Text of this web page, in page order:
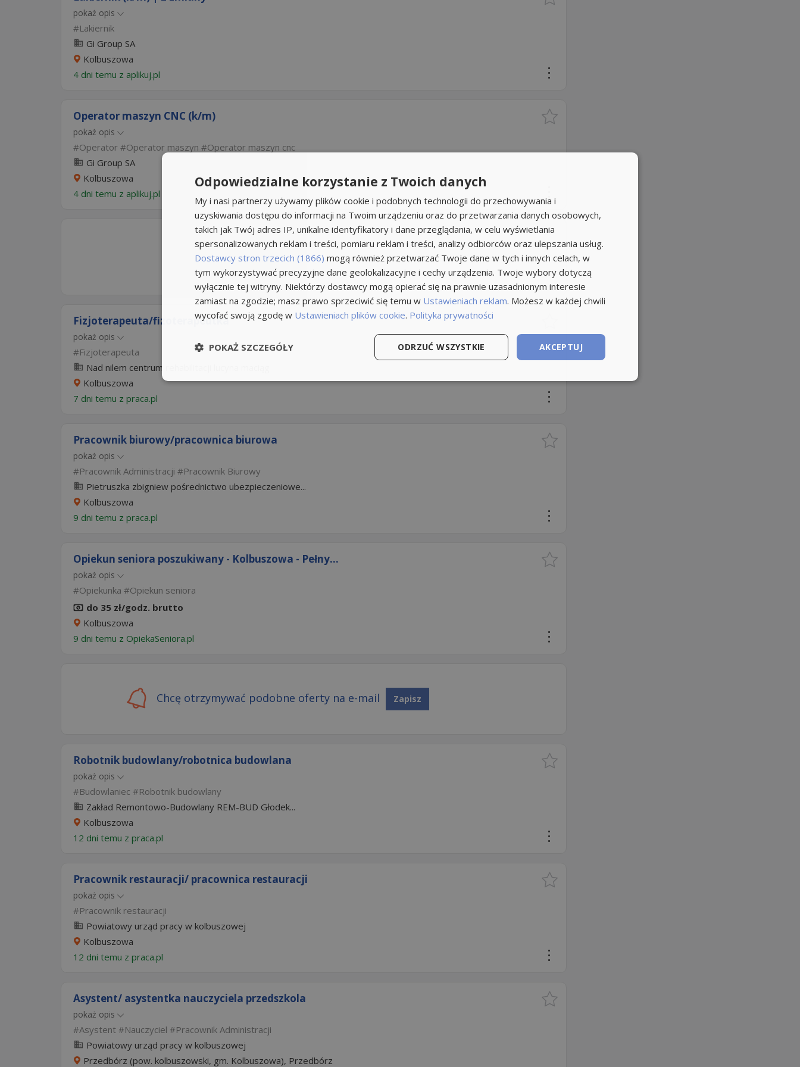
pokaż opis
Lakiernik
Gi Group SA
Kolbuszowa
4 dni temu z aplikuj.pl
Operator maszyn CNC (k/m)
pokaż opis
Operator Operator maszyn
Operator maszyn cnc
Gi Group SA
Kolbuszowa
4 dni temu z aplikuj.pl
Fizjoterapeuta/fizoterapeutka
pokaż opis
Fizjoterapeuta
Nad nilem centrum rehabilitacji lucyna maciąg
Kolbuszowa
7 dni temu z praca.pl
Pracownik biurowy/pracownica biurowa
pokaż opis
Pracownik Administracji
Pracownik Biurowy
Pietruszka zbigniew pośrednictwo ubezpieczeniowe...
Kolbuszowa
9 dni temu z praca.pl
Opiekun seniora poszukiwany - Kolbuszowa - Pełny...
pokaż opis
Opiekunka
Opiekun seniora
do 35 zł/godz. brutto
Kolbuszowa
9 dni temu z OpiekaSeniora.pl
Chcę otrzymywać podobne oferty na e-mail Zapisz
Robotnik budowlany/robotnica budowlana
pokaż opis
Budowlaniec
Robotnik budowlany
Zakład Remontowo-Budowlany REM-BUD Głodek...
Kolbuszowa
12 dni temu z praca.pl
Pracownik restauracji/ pracownica restauracji
pokaż opis
Pracownik restauracji
Powiatowy urząd pracy w kolbuszowej
Kolbuszowa
12 dni temu z praca.pl
Asystent/ asystentka nauczyciela przedszkola
pokaż opis
Asystent Nauczyciel
Pracownik Administracji
Powiatowy urząd pracy w kolbuszowej
Przedbórz (pow. kolbuszowski, gm. Kolbuszowa), Przedbórz
Odpowiedzialne korzystanie z Twoich danych
My i nasi partnerzy używamy plików cookie i podobnych technologii do przechowywania i
uzyskiwania dostępu do informacji na Twoim urządzeniu oraz do przetwarzania danych osobowych,
takich jak Twój adres IP, unikalne identyfikatory i dane przeglądania, w celu wyświetlania
spersonalizowanych reklam i treści, pomiaru reklam i treści, analizy odbiorców oraz ulepszania usług.
Dostawcy stron trzecich (1866) mogą również przetwarzać Twoje dane w tych i innych celach, w
tym wykorzystywać precyzyjne dane geolokalizacyjne i cechy urządzenia. Twoje wybory dotyczą
wyłącznie tej witryny. Niektórzy dostawcy mogą opierać się na prawnie uzasadnionym interesie
zamiast na zgodzie; masz prawo sprzeciwić się temu w Ustawieniach reklam. Możesz w każdej chwili
wycofać swoją zgodę w Ustawieniach plików cookie. Polityka prywatności
AKCEPTUJ
ODRZUĆ WSZYSTKIE
POKAŻ SZCZEGÓŁY